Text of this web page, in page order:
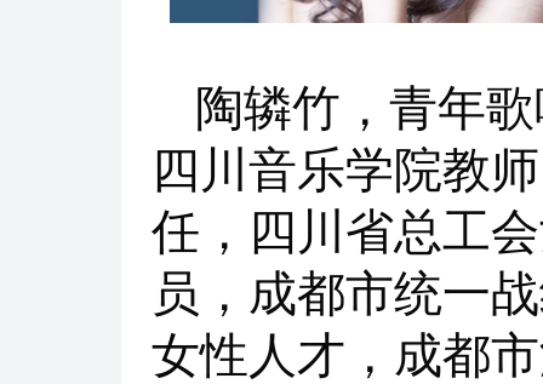
陶辚竹，青年
四川音乐学院教
任，四川省总工
员，成都市统一
女性人才，成都